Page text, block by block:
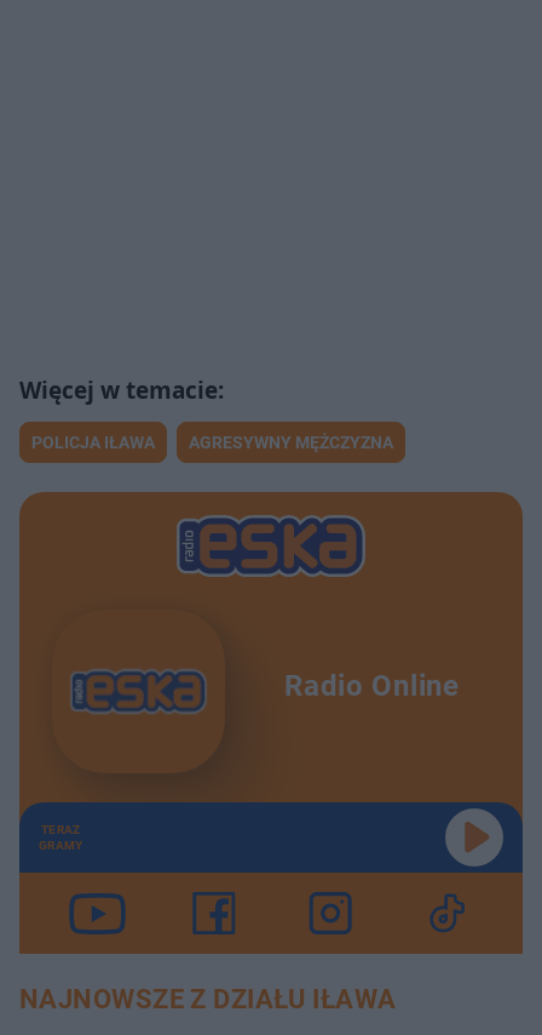
POLICJA IŁAWA AGRESYWNY MĘŻCZYZNA
Radio Online
TERAZ
GRAMY
NAJNOWSZE Z DZIAŁU IŁAWA